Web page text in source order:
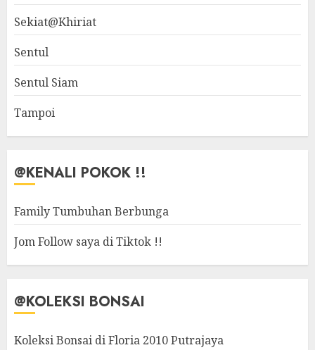
Sekiat@Khiriat
Sentul
Sentul Siam
Tampoi
@KENALI POKOK !!
Family Tumbuhan Berbunga
Jom Follow saya di Tiktok !!
@KOLEKSI BONSAI
Koleksi Bonsai di Floria 2010 Putrajaya